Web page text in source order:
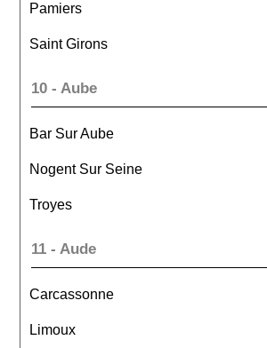
Pamiers
Saint Girons
10 - Aube
Bar Sur Aube
Nogent Sur Seine
Troyes
11 - Aude
Carcassonne
Limoux